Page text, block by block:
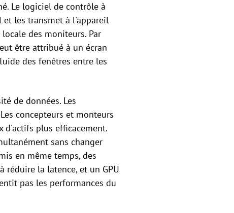
Le logiciel de contrôle à
les transmet à l'appareil
des moniteurs. Par
être attribué à un écran
des fenêtres entre les
de données. Les
concepteurs et monteurs
d'actifs plus efficacement.
sans changer
en même temps, des
réduire la latence, et un GPU
pas les performances du